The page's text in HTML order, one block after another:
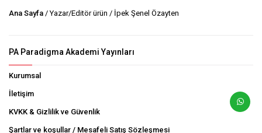
Ana Sayfa / Yazar/Editör ürün / İpek Şenel Özayten
PA Paradigma Akademi Yayınları
Kurumsal
İletişim
KVKK & Gizlilik ve Güvenlik
Şartlar ve koşullar / Mesafeli Satış Sözleşmesi